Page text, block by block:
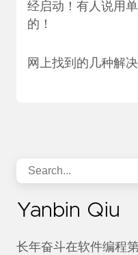
经启动！有人说用
的！
网上找到的几种解
Yanbin Qiu
长年奋斗在软件编程